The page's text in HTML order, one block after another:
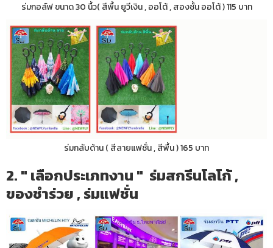
ร่มกอล์ฟ ขนาด 30 นื้ว( สีพื้น ยูวีเงิน , ออโต้ , สองชั้น ออโต้ ) 115 บาท
ร่มกลับด้าน ( สีลายแฟชั่น , สีพื้น ) 165 บาท
2. " เลือกประเภทงาน " ร่มสกรีนโลโก้ ,
ของชำร่วย , ร่มแฟชั่น